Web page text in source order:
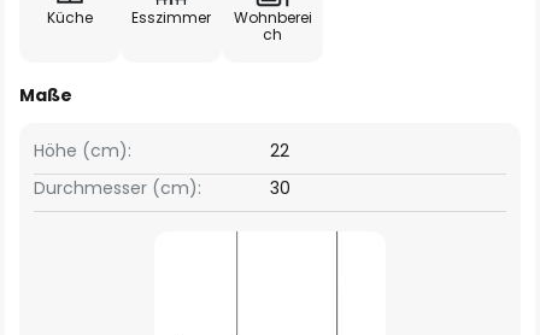
Küche Esszimmer
Wohnberei
ch
Maße
Höhe (cm):
22
Durchmesser (cm):
30